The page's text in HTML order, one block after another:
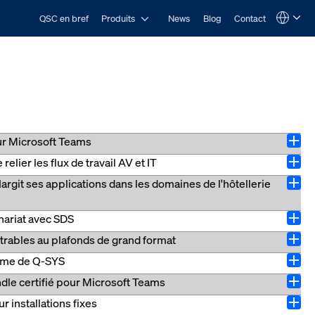
QSC en bref Produits Open Produits
News Blog Contact
Microsoft Teams
Open
que le processeur Q-SYS Core
Q-SYS de solutions certifiées pour Teams. Ces
à du matériel, des logiciels et des technologies
déployer leurs projets en toute confiance, grâce à
Le Q-SYS VisionSuite VSA-100 est un
les flux de travail AV et IT
Open
clients de rationaliser les flux de travail
des flux de données, assurant des
ServiceNow Build, l’application Q-SYS Reflect
SYS simplifie la configuration en automatisant le flux
IT Asset Management (ITAM). Les organisations
ses applications dans les domaines de l'hôtellerie
Open
une expansion stratégique de la plate-forme AV
hautement performants, tout en renforçant la prise
se traduit par l'introduction des systèmes
X50r X Class et du certificat de formation Control &
et logicielle pour les systèmes de collaboration,…
avec SDS
Open
son engagement à fournir des solutions audio,
la puissance d'innovation et le talent de Seervision
pour l'équipe commerciale suisse, spécialisée
les visiteurs peuvent découvrir des démonstrations
comme point de contact initial…
au plafonds de grand format
Open
enceintes encastrables au plafond de grand format.
offrir un son haute fidélité pour un large éventail
pour les principales plates-formes UC, offrent des
des solutions audio adaptées aux besoins
de Q-SYS
Open
au poste de vice-président du marketing et de
marketing, a annoncé son départ à la retraite à
certifié pour Microsoft Teams
Open
de Q-SYS pour Microsoft Teams Rooms est
installations fixes
Open